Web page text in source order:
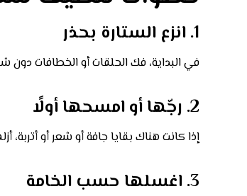
1. انزع الستارة بحذر
في البداية، فك الحلقات أو الخطافات دون
2. رجّها أو امسحها أولًا
إذا كانت هناك بقايا جافة أو شعر أو أتربة،
3. اغسلها حسب الخامة